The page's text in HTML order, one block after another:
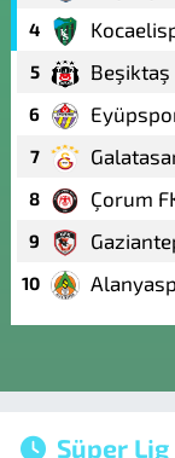
4
5 Beşiktaş
6
7
8 Çorum
9
10
Süper